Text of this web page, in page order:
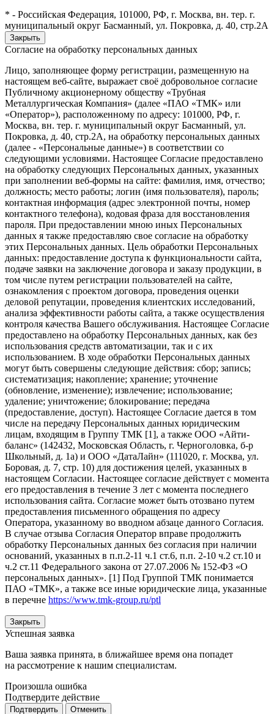
* - Российская Федерация, 101000, РФ, г. Москва, вн. тер. г.
муниципальный округ Басманный, ул. Покровка, д. 40, стр.2А
Закрыть
Согласие на обработку персональных данных
Лицо, заполняющее форму регистрации, размещенную на
настоящем веб-сайте, выражает своё добровольное согласие
Публичному акционерному обществу «Трубная
Металлургическая Компания» (далее «ПАО «ТМК» или
«Оператор»), расположенному по адресу: 101000, РФ, г.
Москва, вн. тер. г. муниципальный округ Басманный, ул.
Покровка, д. 40, стр.2А, на обработку персональных данных
(далее - «Персональные данные») в соответствии со
следующими условиями. Настоящее Согласие предоставлено
на обработку следующих Персональных данных, указанных
при заполнении веб-формы на сайте: фамилия, имя, отчество;
должность; место работы; логин (имя пользователя), пароль;
контактная информация (адрес электронной почты, номер
контактного телефона), кодовая фраза для восстановления
пароля. При предоставлении мною иных Персональных
данных я также предоставляю свое согласие на обработку
этих Персональных данных. Цель обработки Персональных
данных: предоставление доступа к функциональности сайта,
подаче заявки на заключение договора и заказу продукции, в
том числе путем регистрации пользователей на сайте,
ознакомления с проектом договора, проведения оценки
деловой репутации, проведения клиентских исследований,
анализа эффективности работы сайта, а также осуществления
контроля качества Вашего обслуживания. Настоящее Согласие
предоставлено на обработку Персональных данных, как без
использования средств автоматизации, так и с их
использованием. В ходе обработки Персональных данных
могут быть совершены следующие действия: сбор; запись;
систематизация; накопление; хранение; уточнение
(обновление, изменение); извлечение; использование;
удаление; уничтожение; блокирование; передача
(предоставление, доступ). Настоящее Согласие дается в том
числе на передачу Персональных данных юридическим
лицам, входящим в Группу ТМК [1], а также ООО «Айти-
баланс» (142432, Московская Область, г. Черноголовка, б-р
Школьный, д. 1а) и ООО «ДатаЛайн» (111020, г. Москва, ул.
Боровая, д. 7, стр. 10) для достижения целей, указанных в
настоящем Согласии. Настоящее согласие действует с момента
его предоставления в течение 3 лет с момента последнего
использования сайта. Согласие может быть отозвано путем
предоставления письменного обращения по адресу
Оператора, указанному во вводном абзаце данного Согласия.
В случае отзыва Согласия Оператор вправе продолжить
обработку Персональных данных без согласия при наличии
оснований, указанных в п.п.2-11 ч.1 ст.6, п.п. 2-10 ч.2 ст.10 и
ч.2 ст.11 Федерального закона от 27.07.2006 № 152-ФЗ «О
персональных данных». [1] Под Группой ТМК понимается
ПАО «ТМК», а также все иные юридические лица, указанные
в перечне https://www.tmk-group.ru/ptl
Закрыть
Успешная заявка
Ваша заявка принята, в ближайшее время она попадет
на рассмотрение к нашим специалистам.
Произошла ошибка
Подтвердите действие
Подтвердить Отменить